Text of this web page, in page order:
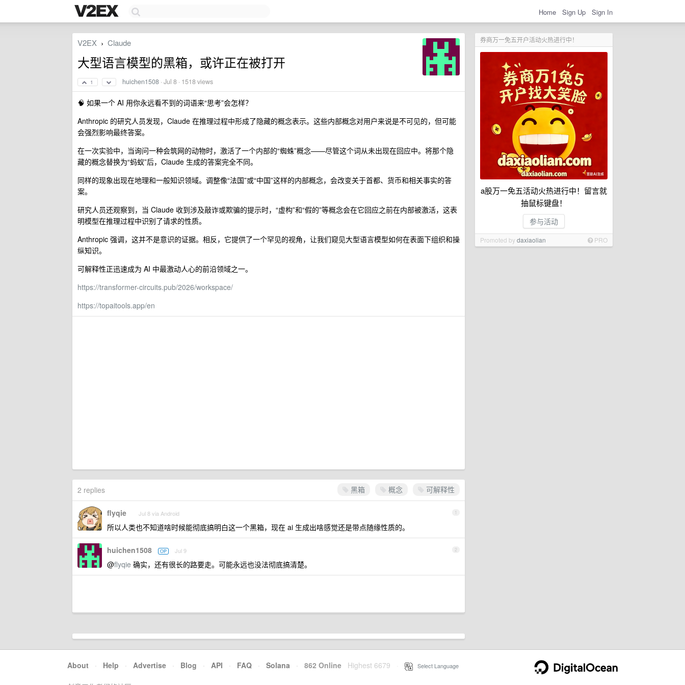
Home Sign Up Sign In
券商万一免五开户活动火热进行中！
a股万一免五活动火热进行中！留言就
抽鼠标键盘！
参与活动
Promoted bydaxiaolian PRO
V2EX › Claude
大型语言模型的黑箱，或许正在被打开
1 huichen1508 ·Jul 8 · 1518 views
🧠 如果一个 AI 用你永远看不到的词语来“思考”会怎样？
Anthropic 的研究人员发现，Claude 在推理过程中形成了隐藏的概念表示。这些内部概念对用户来说是不可见的，但可能
会强烈影响最终答案。
在一次实验中，当询问一种会筑网的动物时，激活了一个内部的“蜘蛛”概念——尽管这个词从未出现在回应中。将那个隐
藏的概念替换为“蚂蚁”后，Claude 生成的答案完全不同。
同样的现象出现在地理和一般知识领域。调整像“法国”或“中国”这样的内部概念，会改变关于首都、货币和相关事实的答
案。
研究人员还观察到，当 Claude 收到涉及敲诈或欺骗的提示时，“虚构”和“假的”等概念会在它回应之前在内部被激活，这表
明模型在推理过程中识别了请求的性质。
Anthropic 强调，这并不是意识的证据。相反，它提供了一个罕见的视角，让我们窥见大型语言模型如何在表面下组织和操
纵知识。
可解释性正迅速成为 AI 中最激动人心的前沿领域之一。
https://transformer-circuits.pub/2026/workspace/
https://topaitools.app/en
黑箱 概念 可解释性
2 replies
1
flyqie Jul 8 via Android
所以人类也不知道啥时候能彻底搞明白这一个黑箱，现在 ai 生成出啥感觉还是带点随缘性质的。
2
huichen1508 OP Jul 9
@flyqie 确实，还有很长的路要走。可能永远也没法彻底搞清楚。
About · Help · Advertise · Blog · API · FAQ · Solana · 862 Online Highest 6679 Select Language